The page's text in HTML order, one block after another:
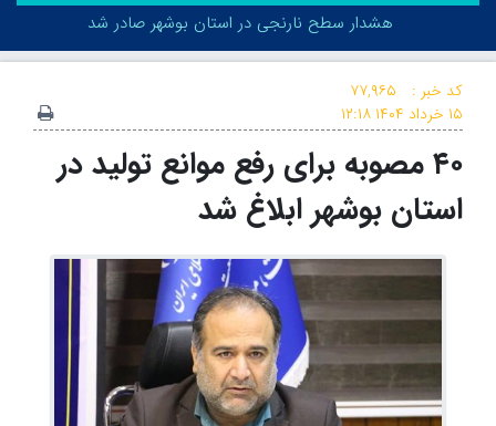
هشدار سطح نارنجی در استان بوشهر صادر شد
هشدار سطح نارنجی در استان بوشهر صادر شد
کد خبر :
۷۷,۹۶۵
۱۵ خرداد ۱۴۰۴
۱۲:۱۸
۴۰ مصوبه برای رفع موانع تولید در
استان بوشهر ابلاغ شد